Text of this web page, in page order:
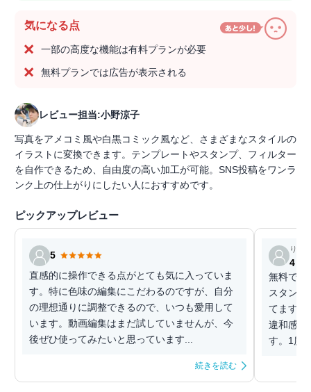
気になる点
一部の高度な機能は有料プランが必要
無料プランでは広告が表示される
レビュー担当:小野涼子
写真をアメコミ風や白黒コミック風など、さまざまなスタイルの
イラストに変換できます。テンプレートやスタンプ、フィルター
を自作できるため、自由度の高い加工が可能。SNS投稿をワンラ
ンク上の仕上がりにしたい人におすすめです。
ピックアップレビュー
5
直感的に操作できる点がとても気に入っていま
す。特に色味の編集にこだわるのですが、自分
の理想通りに調整できるので、いつも愛用して
います。動画編集はまだ試していませんが、今
後ぜひ使ってみたいと思っています...
続きを読む
りり
4
無料で様
スタン
てます。
違和感な
す。1度